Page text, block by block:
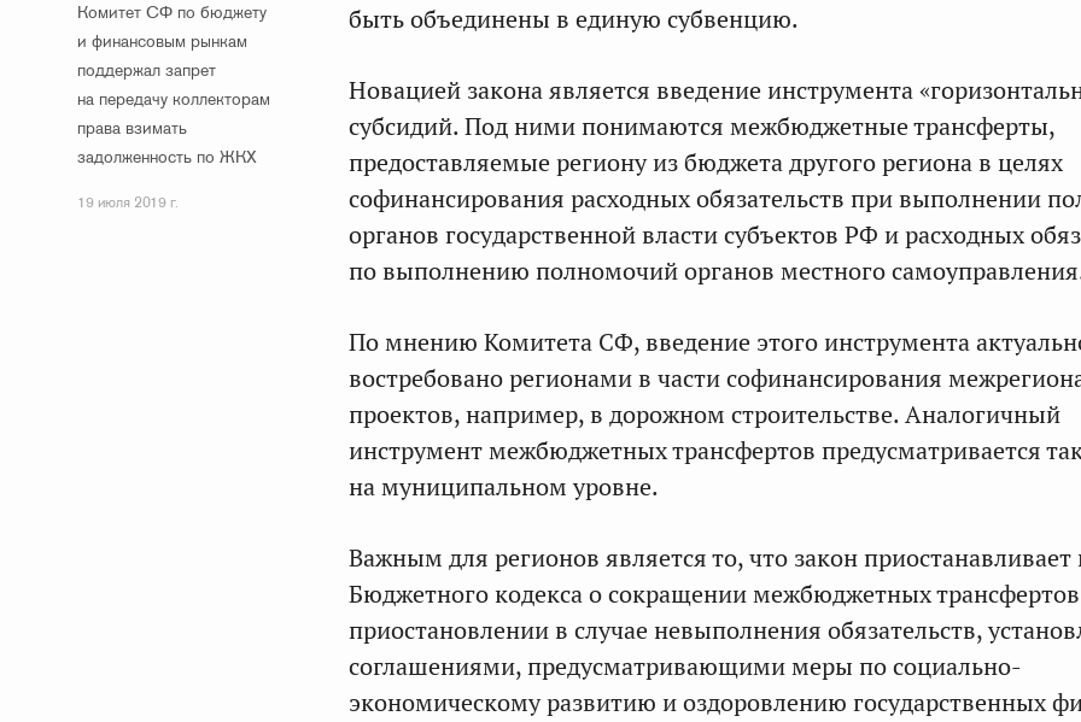
Комитет СФ по бюджету
и финансовым рынкам
поддержал запрет
на передачу коллекторам
права взимать
задолженность по ЖКХ
19 июля 2019 г.
быть объединены в единую субвенцию.
Новацией закона является введение инструмента
субсидий. Под ними понимаются межбюджетные трансферты,
предоставляемые региону из бюджета другого региона в целях
софинансирования расходных обязательств при выполнении
органов государственной власти субъектов РФ и расходных
по выполнению полномочий органов местного
По мнению Комитета СФ, введение этого инструмента
востребовано регионами в части софинансирования
проектов, например, в дорожном строительстве. Аналогичный
инструмент межбюджетных трансфертов предусматривается
на муниципальном уровне.
Важным для регионов является то, что закон
Бюджетного кодекса о сокращении межбюджетных
приостановлении в случае невыполнения обязательств,
соглашениями, предусматривающими меры по социально-
экономическому развитию и оздоровлению государственных